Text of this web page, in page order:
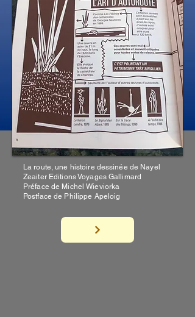
La route, une histoire dessinée de Nayel
Zeaiter Editions Voyages Gallimard
Préface de Michel Wieviorka
Postface de Philippe Apeloig